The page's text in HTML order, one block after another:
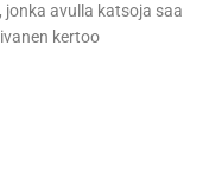
jonka avulla katsoja saa
kertoo